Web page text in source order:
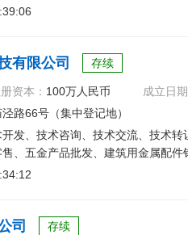
有限公司 存续
资本： 100万人民币
成立日
路66号（集中登记地）
发、技术咨询、技术交流、技术
、五金产品批发、建筑用金属配
司 存续